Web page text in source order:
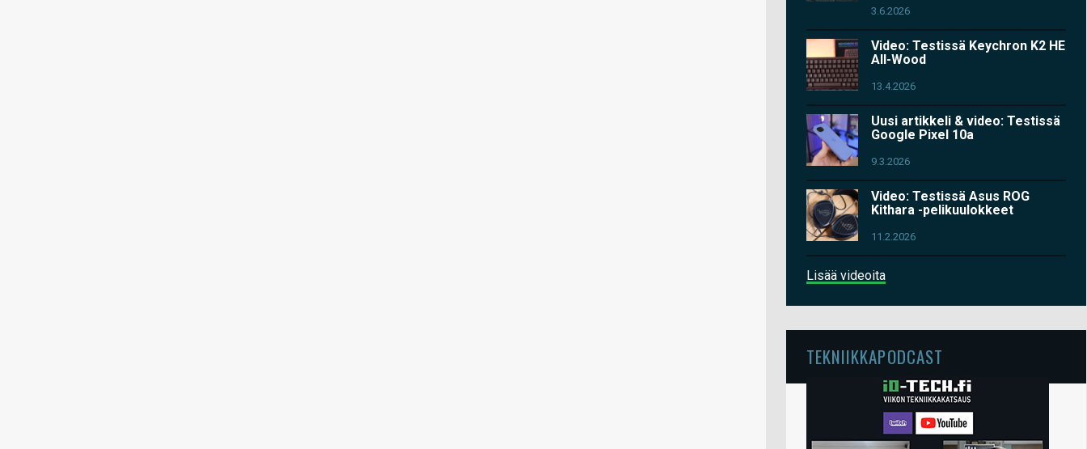
3.6.2026
Video: Testissä Keychron K2 HE
All-Wood
13.4.2026
Uusi artikkeli & video: Testissä
Google Pixel 10a
9.3.2026
Video: Testissä Asus ROG
Kithara -pelikuulokkeet
11.2.2026
Lisää videoita
TEKNIIKKAPODCAST